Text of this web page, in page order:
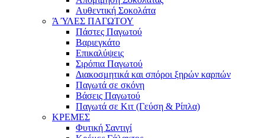
Αυθεντική Σοκολάτα
Ά ΎΛΕΣ ΠΑΓΩΤΟΥ
Πάστες Παγωτού
Βαριεγκάτο
Επικαλύψεις
Σιρόπια Παγωτού
Διακοσμητικά και σπόροι ξηρών καρπών
Παγωτά σε σκόνη
Βάσεις Παγωτού
Παγωτά σε Κιτ (Γεύση & Ρίπλα)
ΚΡΕΜΕΣ
Φυτική Σαντιγί